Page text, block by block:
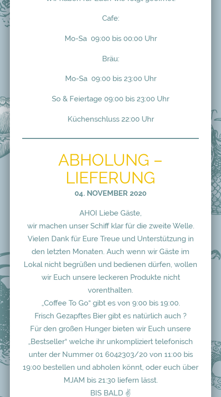
Cafe:
Mo-Sa 09:00 bis 00:00 Uhr
Bräu:
Mo-Sa 09:00 bis 23:00 Uhr
So & Feiertage 09:00 bis 23:00 Uhr
Küchenschluss 22:00 Uhr
ABHOLUNG –
LIEFERUNG
04. NOVEMBER 2020
AHOI Liebe Gäste,
wir machen unser Schiff klar für die zweite Welle.
Vielen Dank für Eure Treue und Unterstützung in
den letzten Monaten. Auch wenn wir Gäste im
Lokal nicht begrüßen und bedienen dürfen, wollen
wir Euch unsere leckeren Produkte nicht
vorenthalten.
„Coffee To Go“ gibt es von 9:00 bis 19:00.
Frisch Gezapftes Bier gibt es natürlich auch ?
Für den großen Hunger bieten wir Euch unsere
„Bestseller“ welche ihr unkompliziert telefonisch
unter der Nummer 01 6042303/20 von 11:00 bis
19:00 bestellen und abholen könnt, oder euch über
MJAM bis 21:30 liefern lässt.
BIS BALD ✌️